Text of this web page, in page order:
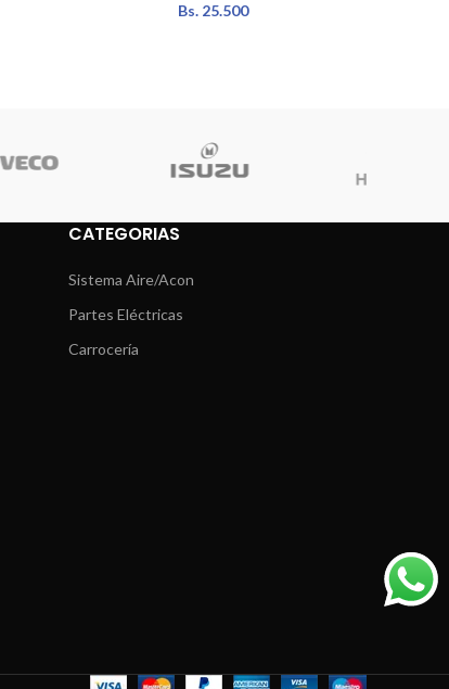
Bs. 25.500
CATEGORIAS
Sistema Aire/Acon
Partes Eléctricas
Carrocería